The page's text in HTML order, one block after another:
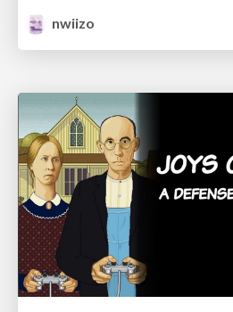
nwiizo